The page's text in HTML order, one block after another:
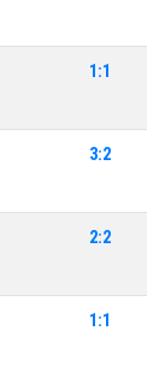
1:1
3:2
2:2
1:1